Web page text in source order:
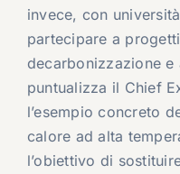
invece, con
partecipare a
decarbonizzazione e
puntualizza il Chief
l’esempio concreto
calore ad alta
l’obiettivo di